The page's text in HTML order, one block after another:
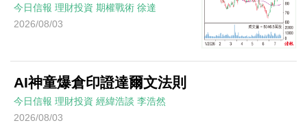
今日信報 理財投資 期權戰術 徐達
2026/08/03
AI神童爆倉印證達爾文法則
今日信報 理財投資 經緯浩談 李浩然
2026/08/03